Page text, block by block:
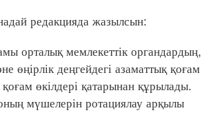
редакцияда жазылсын:
орталық мемлекеттік органдардың,
өңірлік деңгейдегі азаматтық қоғам
өкілдері қатарынан құрылады.
мүшелерін ротациялау арқылы